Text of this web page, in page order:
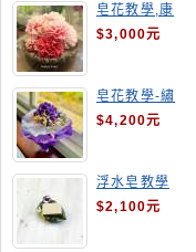
皂花教學,康
乃馨
$3,000元
皂花教學-繡
球花皂花束
$4,200元
浮水皂教學
$2,100元